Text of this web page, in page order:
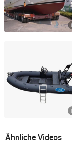
Qingdao Hedia
Shandong,
Ähnliche Videos